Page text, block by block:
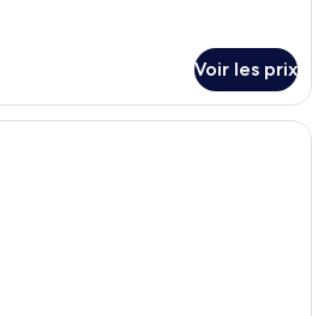
Voir les prix
Literie de qualité supérieure, bureau,